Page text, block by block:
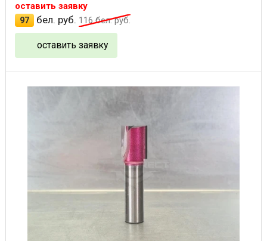
оставить заявку
97
бел. руб. 116бел. руб.
оставить заявку